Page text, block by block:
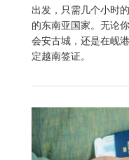
出发，只需几个小时
的东南亚国家。无论
会安古城，还是在岘
定越南签证。